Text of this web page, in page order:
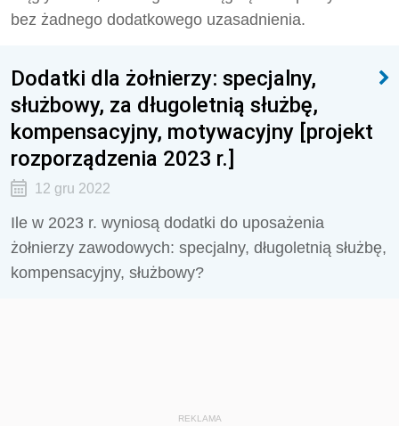
bez żadnego dodatkowego uzasadnienia.
Dodatki dla żołnierzy: specjalny,
służbowy, za długoletnią służbę,
kompensacyjny, motywacyjny [projekt
rozporządzenia 2023 r.]
12 gru 2022
Ile w 2023 r. wyniosą dodatki do uposażenia
żołnierzy zawodowych: specjalny, długoletnią służbę,
kompensacyjny, służbowy?
REKLAMA